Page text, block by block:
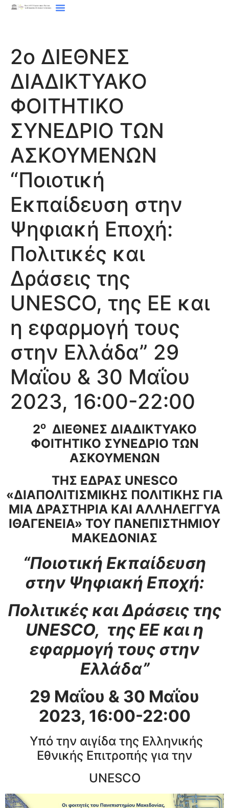
2ο ΔΙΕΘΝΕΣ
ΔΙΑΔΙΚΤΥΑΚΟ
ΦΟΙΤΗΤΙΚΟ
ΣΥΝΕΔΡΙΟ ΤΩΝ
ΑΣΚΟΥΜΕΝΩΝ
“Ποιοτική
Εκπαίδευση στην
Ψηφιακή Εποχή:
Πολιτικές και
Δράσεις της
UNESCO, της ΕΕ και
η εφαρμογή τους
στην Ελλάδα” 29
Μαΐου & 30 Μαΐου
2023, 16:00-22:00
2οΔΙΕΘΝΕΣ ΔΙΑΔΙΚΤΥΑΚΟ
ΦΟΙΤΗΤΙΚΟ ΣΥΝΕΔΡΙΟ ΤΩΝ
ΑΣΚΟΥΜΕΝΩΝ
ΤΗΣ ΕΔΡΑΣ UNESCO
«ΔΙΑΠΟΛΙΤΙΣΜΙΚΗΣ ΠΟΛΙΤΙΚΗΣ ΓΙΑ
ΜΙΑ ΔΡΑΣΤΗΡΙΑ ΚΑΙ ΑΛΛΗΛΕΓΓΥΑ
ΙΘΑΓΕΝΕΙΑ» ΤΟΥ ΠΑΝΕΠΙΣΤΗΜΙΟΥ
ΜΑΚΕΔΟΝΙΑΣ
“Ποιοτική Εκπαίδευση
στην Ψηφιακή Εποχή:
Πολιτικές και Δράσεις της
UNESCO, της ΕΕ και η
εφαρμογή τους στην
Ελλάδα”
29 Μαΐου & 30 Μαΐου
2023, 16:00-22:00
Υπό την αιγίδα της Ελληνικής
Εθνικής Επιτροπής για την
UNESCO